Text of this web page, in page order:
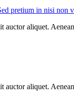
pretium in nisi non
aliquet.
aliquet.